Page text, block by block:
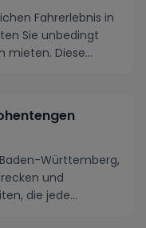
Fahrerlebnis in
Sie unbedingt
mieten. Diese
Württemberg,
und
die jede